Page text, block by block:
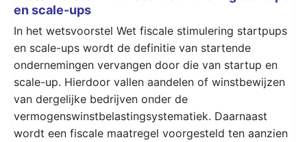
en scale-ups
In het wetsvoorstel Wet fiscale stimulering startpups
en scale-ups wordt de definitie van startende
ondernemingen vervangen door die van startup en
scale-up. Hierdoor vallen aandelen of winstbewijzen
van dergelijke bedrijven onder de
vermogenswinstbelastingsystematiek. Daarnaast
wordt een fiscale maatregel voorgesteld ten aanzien